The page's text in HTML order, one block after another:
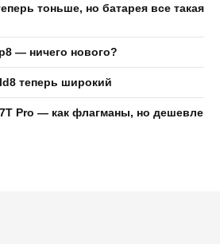
тоньше, но батарея все такая
— ничего нового?
теперь широкий
Pro — как флагманы, но дешевле